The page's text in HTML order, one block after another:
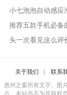
小七泡泡自动感应
推荐五款手机必备
头一次看见这么评
关于我们 联系
惠州之窗所有文字、图
点，本站亦不为其版权